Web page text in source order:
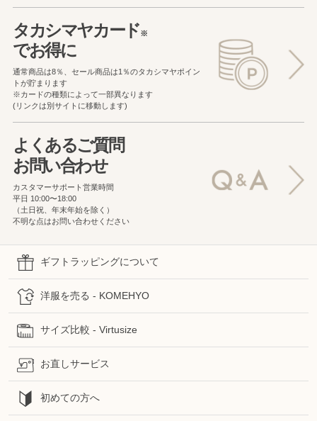
タカシマヤカード※
でお得に
通常商品は8％、セール商品は1％のタカシマヤポイン
トが貯まります
※カードの種類によって一部異なります
(リンクは別サイトに移動します)
よくあるご質問
お問い合わせ
カスタマーサポート営業時間
平日 10:00〜18:00
（土日祝、年末年始を除く）
不明な点はお問い合わせください
ギフトラッピングについて
洋服を売る - KOMEHYO
サイズ比較 - Virtusize
お直しサービス
初めての方へ